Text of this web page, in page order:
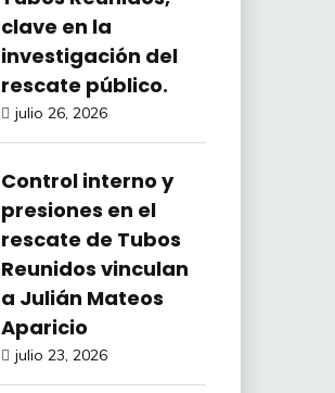
clave en la
investigación del
rescate público.
julio 26, 2026
Control interno y
presiones en el
rescate de Tubos
Reunidos vinculan
a Julián Mateos
Aparicio
julio 23, 2026